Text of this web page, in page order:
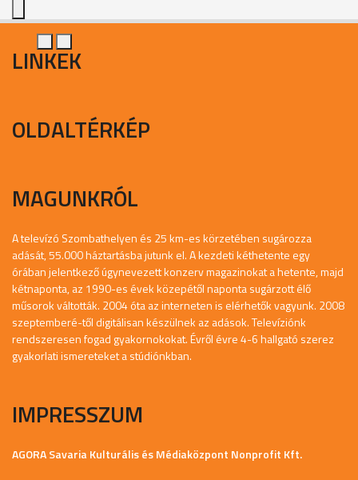
LINKEK
OLDALTÉRKÉP
MAGUNKRÓL
A televízó Szombathelyen és 25 km-es körzetében sugározza
adását, 55.000 háztartásba jutunk el. A kezdeti kéthetente egy
órában jelentkező úgynevezett konzerv magazinokat a hetente, majd
kétnaponta, az 1990-es évek közepétől naponta sugárzott élő
műsorok váltották. 2004 óta az interneten is elérhetők vagyunk. 2008
szeptemberé-től digitálisan készülnek az adások. Televíziónk
rendszeresen fogad gyakornokokat. Évről évre 4-6 hallgató szerez
gyakorlati ismereteket a stúdiónkban.
IMPRESSZUM
AGORA Savaria Kulturális és Médiaközpont Nonprofit Kft.